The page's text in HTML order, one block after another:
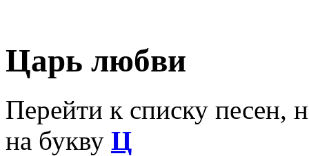
Царь любви
Перейти к списку песен,
на букву Ц